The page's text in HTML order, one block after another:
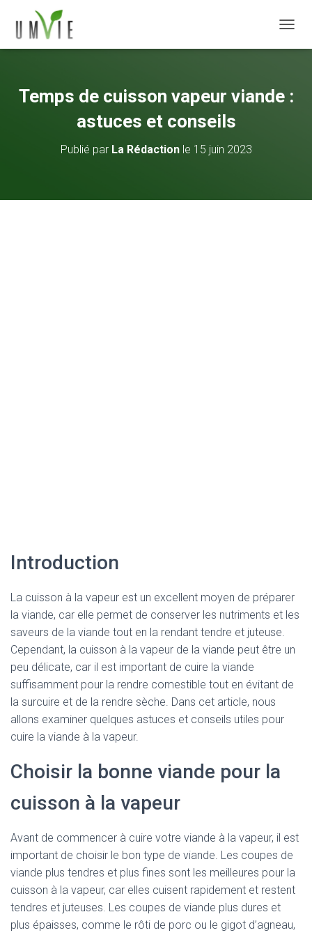
Temps de cuisson vapeur viande :
astuces et conseils
Publié par La Rédactionle 15 juin 2023
Introduction
La cuisson à la vapeur est un excellent moyen de préparer
la viande, car elle permet de conserver les nutriments et les
saveurs de la viande tout en la rendant tendre et juteuse.
Cependant, la cuisson à la vapeur de la viande peut être un
peu délicate, car il est important de cuire la viande
suffisamment pour la rendre comestible tout en évitant de
la surcuire et de la rendre sèche. Dans cet article, nous
allons examiner quelques astuces et conseils utiles pour
cuire la viande à la vapeur.
Choisir la bonne viande pour la
cuisson à la vapeur
Avant de commencer à cuire votre viande à la vapeur, il est
important de choisir le bon type de viande. Les coupes de
viande plus tendres et plus fines sont les meilleures pour la
cuisson à la vapeur, car elles cuisent rapidement et restent
tendres et juteuses. Les coupes de viande plus dures et
plus épaisses, comme le rôti de porc ou le gigot d’agneau,